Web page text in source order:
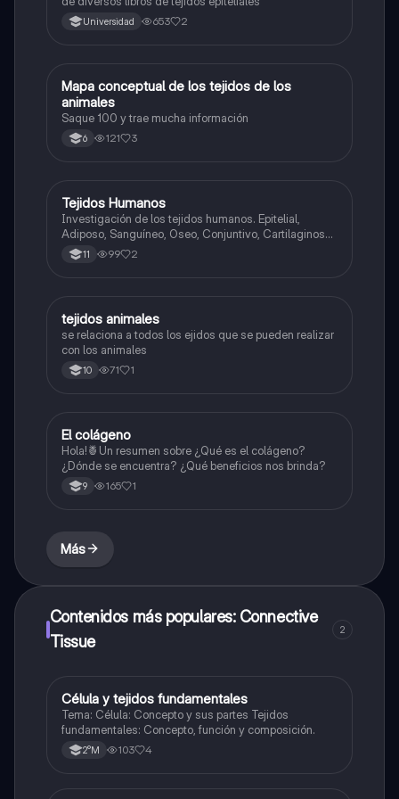
Universidad 653 2
Biologia
Mapa conceptual de los tejidos de los
animales
Saque 100 y trae mucha información
6 121 3
Biologia
Tejidos Humanos
Investigación de los tejidos humanos. Epitelial,
Adiposo, Sanguíneo, Oseo, Conjuntivo, Cartilaginoso,
Nervioso, Linfático
11 99 2
Química
tejidos animales
se relaciona a todos los ejidos que se pueden realizar
con los animales
10 71 1
Biologia
El colágeno
Hola!🍍Un resumen sobre ¿Qué es el colágeno?
¿Dónde se encuentra? ¿Qué beneficios nos brinda?
9 165 1
Más
Contenidos más populares: Connective
Tissue
2
Biologia
Célula y tejidos fundamentales
Tema: Célula: Concepto y sus partes Tejidos
fundamentales: Concepto, función y composición.
2°M 103 4